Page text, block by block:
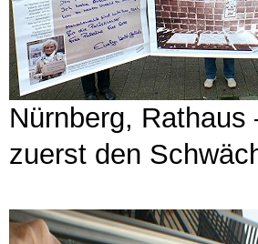
Nürnberg,
zuerst den